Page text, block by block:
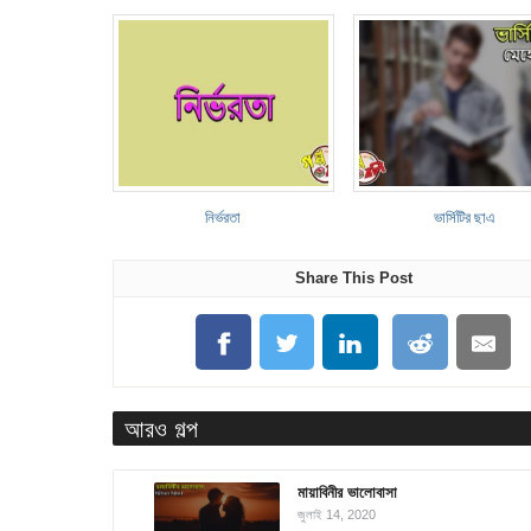
নির্ভরতা ভার্সিটির ছাএ
Share This Post
আরও গল্প
মায়াবিনীর ভালোবাসা
জুলাই 14, 2020